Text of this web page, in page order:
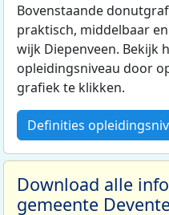
Bovenstaande
praktisch, middelbaar
wijk Diepenveen. Bekijk
opleidingsniveau door
grafiek te klikken.
Definities
Download alle
gemeente